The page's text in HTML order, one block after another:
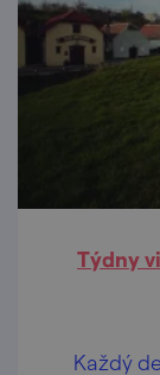
Týdny
Každý